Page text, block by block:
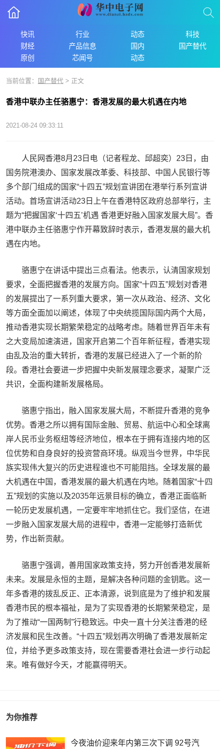
快讯 行业 动态
科技
财经
产品信息 国内
国产替代
原创
芯闻号 动态
当前位置： 国产替代 > 正文
香港中联办主任骆惠宁：香港发展的最大机遇在内地
2021-08-24 09:33:11
人民网香港8月23日电（记者程龙、邱超奕）23日，由
国务院港澳办、国家发展改革委、科技部、中国人民银行等
多个部门组成的国家“十四五”规划宣讲团在港举行系列宣讲
活动。首场宣讲活动23日上午在香港特区政府总部举行，主
题为“把握国家‘十四五’机遇 香港更好融入国家发展大局”。香
港中联办主任骆惠宁作开幕致辞时表示，香港发展的最大机
遇在内地。
骆惠宁在讲话中提出三点看法。他表示，认清国家规划
要求，全面把握香港的发展方向。国家“十四五”规划对香港
的发展提出了一系列重大要求，第一次从政治、经济、文化
等方面全面加以阐述，体现了中央统揽国际国内两个大局，
推动香港实现长期繁荣稳定的战略考虑。随着世界百年未有
之大变局加速演进，国家开启第二个百年新征程，香港实现
由乱及治的重大转折，香港的发展已经进入了一个新的阶
段。香港社会要进一步把握中央新发展理念要求，凝聚广泛
共识，全面构建新发展格局。
骆惠宁指出，融入国家发展大局，不断提升香港的竞争
优势。香港之所以拥有国际金融、贸易、航运中心和全球离
岸人民币业务枢纽等经济地位，根本在于拥有连接内地的区
位优势和自身良好的投资营商环境。纵观当今世界，中华民
族实现伟大复兴的历史进程谁也不可能阻挡。全球发展的最
大机遇在中国，香港发展的最大机遇在内地。随着国家“十四
五”规划的实施以及2035年远景目标的确立，香港正面临新
一轮历史发展机遇，一定要牢牢地抓住它。我们坚信，在进
一步融入国家发展大局的进程中，香港一定能够打造新优
势，作出新贡献。
骆惠宁强调，善用国家政策支持，努力开创香港发展新
未来。发展是永恒的主题，是解决各种问题的金钥匙。这一
年多香港的拨乱反正、正本清源，说到底是为了维护和发展
香港市民的根本福祉，是为了实现香港的长期繁荣稳定，是
为了推动“一国两制”行稳致远。中央一直十分关注香港的经
济发展和民生改善。“十四五”规划再次明确了香港发展新定
位，并给予更多政策支持，现在需要香港社会进一步行动起
来。唯有做好今天，才能赢得明天。
为你推荐
今夜油价迎来年内第三次下调 92号汽